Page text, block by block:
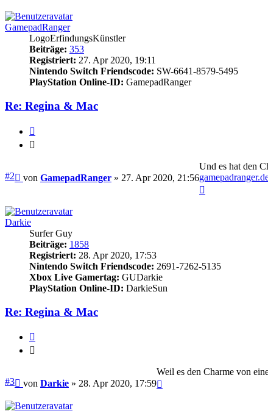
GamepadRanger
LogoErfindungsKünstler
Beiträge: 353
Registriert: 27. Apr 2020, 19:11
Nintendo Switch Friendscode: SW-6641-8579-5495
PlayStation Online-ID: GamepadRanger
Re: Regina & Mac
#2 Beitrag
von GamepadRanger » 27. Apr 2020, 21:56
Und es hat den
Darkie
Surfer Guy
Beiträge: 1858
Registriert: 28. Apr 2020, 17:53
Nintendo Switch Friendscode: 2691-7262-5135
Xbox Live Gamertag: GUDarkie
PlayStation Online-ID: DarkieSun
Re: Regina & Mac
#3 Beitrag
von Darkie » 28. Apr 2020, 17:59
Weil es den Charme von